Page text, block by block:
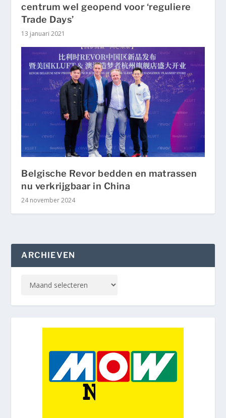
centrum wel geopend voor ‘reguliere
Trade Days’
13 januari 2021
Belgische Revor bedden en matrassen
nu verkrijgbaar in China
24 november 2024
ARCHIEVEN